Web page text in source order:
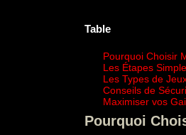
Table
Pourquoi Choisir
Les Étapes
Les Types de
Conseils de
Maximiser vos
Pourquoi